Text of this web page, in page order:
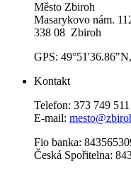
Město Zbiroh
Masarykovo nám.
338 08 Zbiroh
GPS:
Kontakt
Telefon: 373 749 511
E-mail:
Fio banka:
Česká Spořitelna: